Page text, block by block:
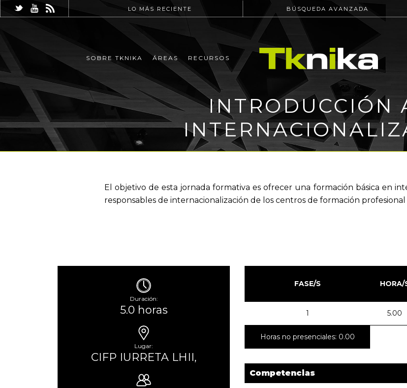
LO MÁS RECIENTE BÚSQUEDA AVANZADA
SOBRE TKNIKA ÁREAS RECURSOS
INTRODUCCIÓN
El objetivo de esta jornada formativa es ofrecer una formación básica en
responsables de internacionalización de los centros de formación profesional
Duración:
5.0 horas
Lugar:
CIFP IURRETA LHII,
FASE/S HORA/
1 5.00
Horas no presenciales: 0.00
Competencias